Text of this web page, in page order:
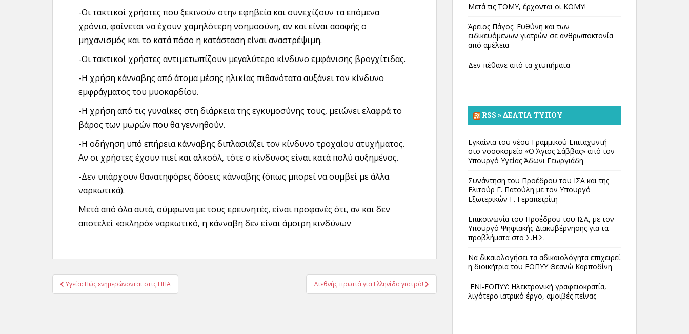
-Οι τακτικοί χρήστες που ξεκινούν στην εφηβεία και συνεχίζουν τα επόμενα
χρόνια, φαίνεται να έχουν χαμηλότερη νοημοσύνη, αν και είναι ασαφής ο
μηχανισμός και το κατά πόσο η κατάσταση είναι αναστρέψιμη.
-Οι τακτικοί χρήστες αντιμετωπίζουν μεγαλύτερο κίνδυνο εμφάνισης βρογχίτιδας.
-Η χρήση κάνναβης από άτομα μέσης ηλικίας πιθανότατα αυξάνει τον κίνδυνο
εμφράγματος του μυοκαρδίου.
-Η χρήση από τις γυναίκες στη διάρκεια της εγκυμοσύνης τους, μειώνει ελαφρά το
βάρος των μωρών που θα γεννηθούν.
-Η οδήγηση υπό επήρεια κάνναβης διπλασιάζει τον κίνδυνο τροχαίου ατυχήματος.
Αν οι χρήστες έχουν πιεί και αλκοόλ, τότε ο κίνδυνος είναι κατά πολύ αυξημένος.
-Δεν υπάρχουν θανατηφόρες δόσεις κάνναβης (όπως μπορεί να συμβεί με άλλα
ναρκωτικά).
Μετά από όλα αυτά, σύμφωνα με τους ερευνητές, είναι προφανές ότι, αν και δεν
αποτελεί «σκληρό» ναρκωτικό, η κάνναβη δεν είναι άμοιρη κινδύνων
Πλοήγηση
άρθρων
Υγεία: Πώς ενημερώνονται στις ΗΠΑ Διεθνής πρωτιά για Ελληνίδα γιατρό!
Μετά τις ΤΟΜΥ, έρχονται οι ΚΟΜΥ!
Άρειος Πάγος: Ευθύνη και των
ειδικευόμενων γιατρών σε ανθρωποκτονία
από αμέλεια
Δεν πέθανε από τα χτυπήματα
RSS » ΔΕΛΤΊΑ ΤΎΠΟΥ
Εγκαίνια του νέου Γραμμικού Επιταχυντή
στο νοσοκομείο «Ο Άγιος Σάββας» από τον
Υπουργό Υγείας Άδωνι Γεωργιάδη
Συνάντηση του Προέδρου του ΙΣΑ και της
Ελιτούρ Γ. Πατούλη με τον Υπουργό
Εξωτερικών Γ. Γεραπετρίτη
Επικοινωνία του Προέδρου του ΙΣΑ, με τον
Υπουργό Ψηφιακής Διακυβέρνησης για τα
προβλήματα στο Σ.Η.Σ.
Να δικαιολογήσει τα αδικαιολόγητα επιχειρεί
η διοικήτρια του ΕΟΠΥΥ Θεανώ Καρποδίνη
ΕΝΙ-ΕΟΠΥΥ: Ηλεκτρονική γραφειοκρατία,
λιγότερο ιατρικό έργο, αμοιβές πείνας